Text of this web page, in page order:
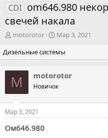
CDI om646.980
свечей накала
А
т
о
р
т
е
м
ы
motorotor
Д
т
а
а
ч
л
Мар 3, 2021
Дизельные системы
M motorotor
Новичок
Мар 3, 2021
Ом646.980